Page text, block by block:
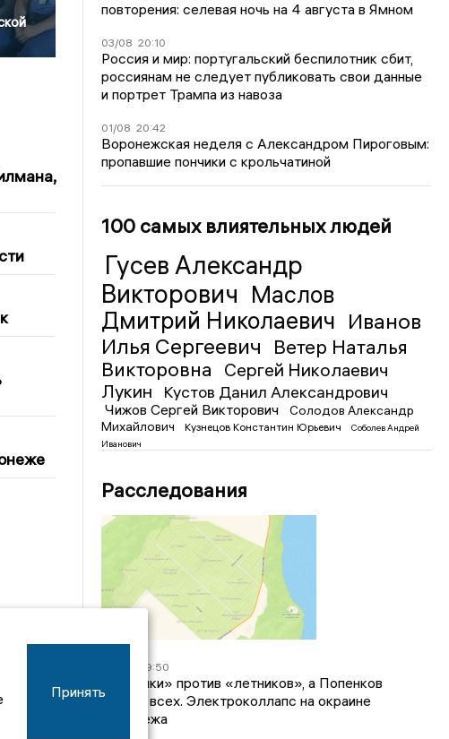
повторения: селевая ночь на 4 августа в Ямном
03/08 20:10
Россия и мир: португальский беспилотник сбит,
россиянам не следует публиковать свои данные
и портрет Трампа из навоза
01/08 20:42
Воронежская неделя с Александром Пироговым:
пропавшие пончики с крольчатиной
100 самых влиятельных людей
Гусев Александр
Викторович Маслов
Дмитрий Николаевич Иванов
Илья Сергеевич
Ветер Наталья
Викторовна
Сергей Николаевич
Лукин
Кустов Данил Александрович
Чижов Сергей Викторович
Солодов Александр
Михайлович
Кузнецов Константин Юрьевич
Соболев Андрей
Иванович
Расследования
09:50
«Зимники» против «летников», а Попенков
против всех. Электроколлапс на окраине
Воронежа
Принять